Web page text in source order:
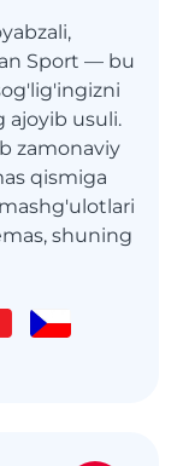
Sport — bu
ajoyib usuli.
zamonaviy
qismiga
shuning